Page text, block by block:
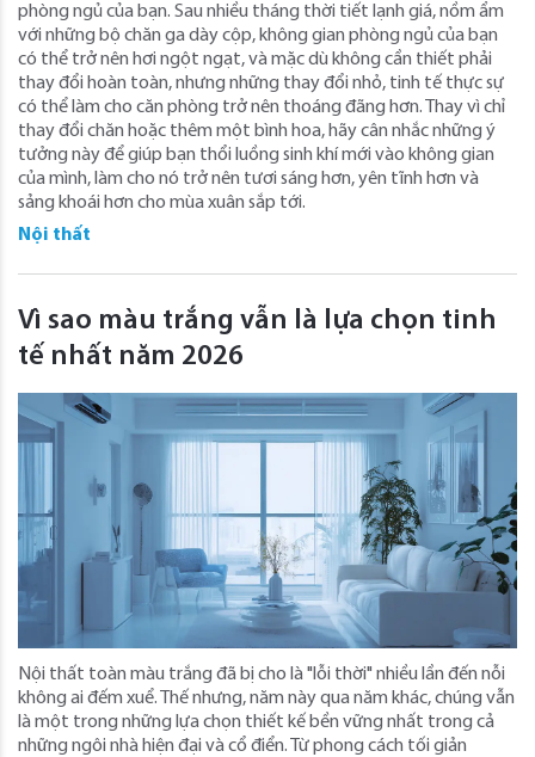
phòng ngủ của bạn. Sau nhiều tháng thời tiết lạnh giá, nồm ẩm
với những bộ chăn ga dày cộp, không gian phòng ngủ của bạn
có thể trở nên hơi ngột ngạt, và mặc dù không cần thiết phải
thay đổi hoàn toàn, nhưng những thay đổi nhỏ, tinh tế thực sự
có thể làm cho căn phòng trở nên thoáng đãng hơn. Thay vì chỉ
thay đổi chăn hoặc thêm một bình hoa, hãy cân nhắc những ý
tưởng này để giúp bạn thổi luồng sinh khí mới vào không gian
của mình, làm cho nó trở nên tươi sáng hơn, yên tĩnh hơn và
sảng khoái hơn cho mùa xuân sắp tới.
Nội thất
Vì sao màu trắng vẫn là lựa chọn tinh
tế nhất năm 2026
Nội thất toàn màu trắng đã bị cho là "lỗi thời" nhiều lần đến nỗi
không ai đếm xuể. Thế nhưng, năm này qua năm khác, chúng vẫn
là một trong những lựa chọn thiết kế bền vững nhất trong cả
những ngôi nhà hiện đại và cổ điển. Từ phong cách tối giản